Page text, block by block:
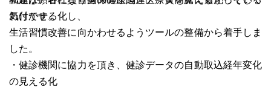
わけです。
気付かせる化し、
生活習慣改善に向かわせるようツールの整備から着手しま
した。
・健診機関に協力を頂き、健診データの自動取込経年変化
の見える化